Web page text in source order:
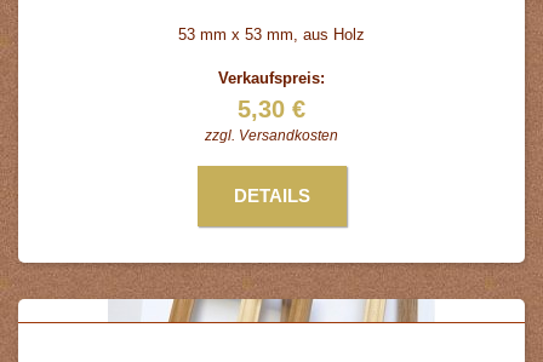
53 mm x 53 mm, aus Holz
Verkaufspreis:
5,30 €
zzgl. Versandkosten
DETAILS